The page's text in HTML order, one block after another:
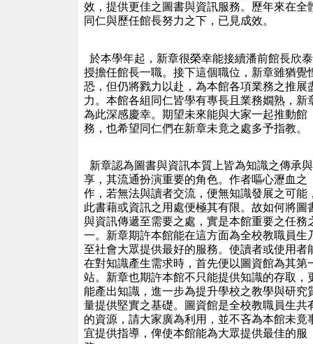
效，提供更佳之圖書與資訊服務。歷年來在全
同仁與歷任館長努力之下，已見成效。
於本學年起，新章很榮幸能接續潘前館長欣
授擔任館長一職。接下這個職位，新章雖猶覺
恐，但仍將戮力以赴，為本館各項業務之推展
力。本館各組同仁皆學有專長且業務嫺熟，新
為此深感慶幸。期望未來能與大家一起推動館
務，也希望同仁們在新章未竟之處多予指教。
新章認為圖書與資訊本質上皆為知識之傳承
享，其流通扮演重要的角色。作者嘔心瀝血之
作，若無法與讀者交流，便無知識發展之可能
此書藉或資訊之用處便極其有限。故如何將圖
與資訊傳遞至需要之處，實是本館重要之任務
一。新章期許本館能在這方面為全校教職員生
至社會大眾提供最好的服務。使讀者或使用者
在對知識產生需求時，首先便以圖資館為其第
站。新章也期許本館不只能提供知識的存取，
能產出知識，進一步為提升學校之教學與研究
量提供堅實之基礎。圖資館是全校教職員生共
的資源，請大家廣為利用，並不吝為本館未竟
宜提供指導，俾使本館能為大眾提供最佳的服